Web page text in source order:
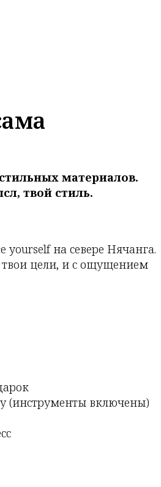
материалов.
твой стиль.
на севере Нячанга.
цели, и с ощущением
(инструменты включены)